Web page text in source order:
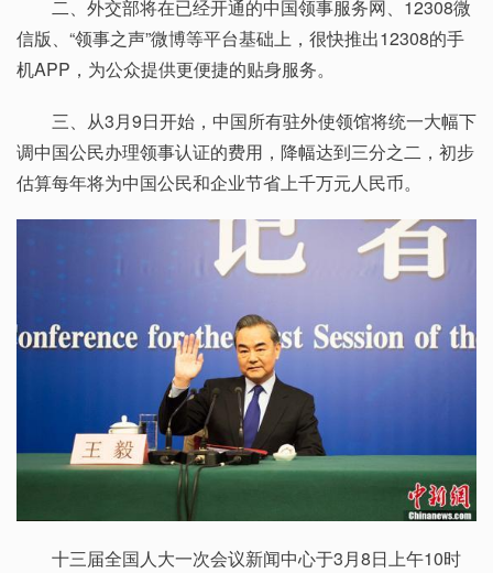
二、外交部将在已经开通的中国领事服务网、12308微
信版、“领事之声”微博等平台基础上，很快推出12308的手
机APP，为公众提供更便捷的贴身服务。
三、从3月9日开始，中国所有驻外使领馆将统一大幅下
调中国公民办理领事认证的费用，降幅达到三分之二，初步
估算每年将为中国公民和企业节省上千万元人民币。
十三届全国人大一次会议新闻中心于3月8日上午10时